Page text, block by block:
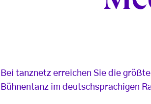
Bei tanznetz erreichen Sie die
Bühnentanz im deutschsprachigen